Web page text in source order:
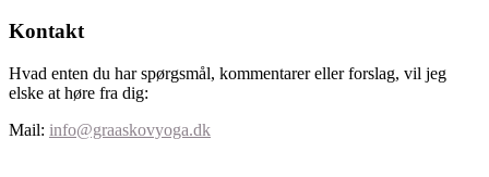
Kontakt
Hvad enten du har spørgsmål, kommentarer eller forslag, vil jeg
elske at høre fra dig:
Mail: info@graaskovyoga.dk